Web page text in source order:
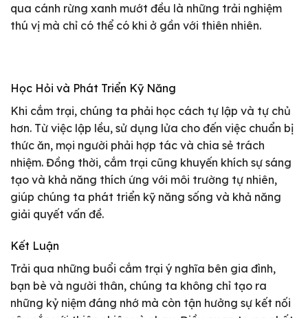
qua cánh rừng xanh mướt đều là những trải nghiệm
thú vị mà chỉ có thể có khi ở gần với thiên nhiên.
Học Hỏi và Phát Triển Kỹ Năng
Khi cắm trại, chúng ta phải học cách tự lập và tự chủ
hơn. Từ việc lập lều, sử dụng lửa cho đến việc chuẩn bị
thức ăn, mọi người phải hợp tác và chia sẻ trách
nhiệm. Đồng thời, cắm trại cũng khuyến khích sự sáng
tạo và khả năng thích ứng với môi trường tự nhiên,
giúp chúng ta phát triển kỹ năng sống và khả năng
giải quyết vấn đề.
Kết Luận
Trải qua những buổi cắm trại ý nghĩa bên gia đình,
bạn bè và người thân, chúng ta không chỉ tạo ra
những kỷ niệm đáng nhớ mà còn tận hưởng sự kết nối